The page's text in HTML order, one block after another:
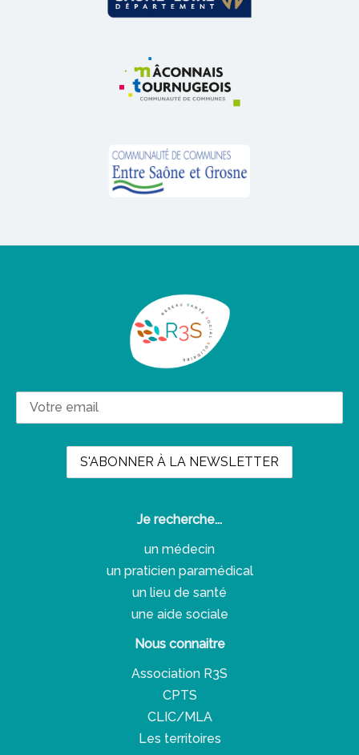
Je recherche...
un médecin
un praticien paramédical
un lieu de santé
une aide sociale
Nous connaitre
Association R3S
CPTS
CLIC/MLA
Les territoires